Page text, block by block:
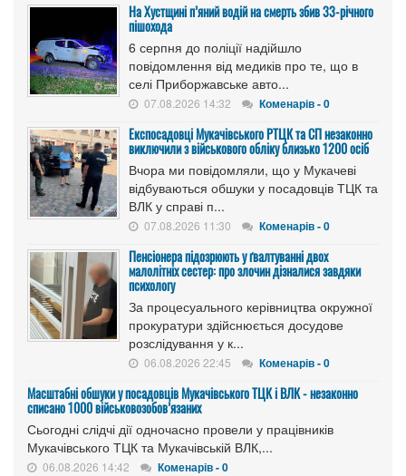
На Хустщині п’яний водій на смерть збив 33-річного
пішохода
6 серпня до поліції надійшло
повідомлення від медиків про те, що в
селі Приборжавське авто...
07.08.2026 14:32 Коменарів - 0
Експосадовці Мукачівського РТЦК та СП незаконно
виключили з військового обліку близько 1200 осіб
Вчора ми повідомляли, що у Мукачеві
відбуваються обшуки у посадовців ТЦК та
ВЛК у справі п...
07.08.2026 11:30 Коменарів - 0
Пенсіонера підозрюють у ґвалтуванні двох
малолітніх сестер: про злочин дізналися завдяки
психологу
За процесуального керівництва окружної
прокуратури здійснюється досудове
розслідування у к...
06.08.2026 22:45 Коменарів - 0
Масштабні обшуки у посадовців Мукачівського ТЦК і ВЛК - незаконно
списано 1000 військовозобов’язаних
Сьогодні слідчі дії одночасно провели у працівників
Мукачівського ТЦК та Мукачівській ВЛК,...
06.08.2026 14:42 Коменарів - 0